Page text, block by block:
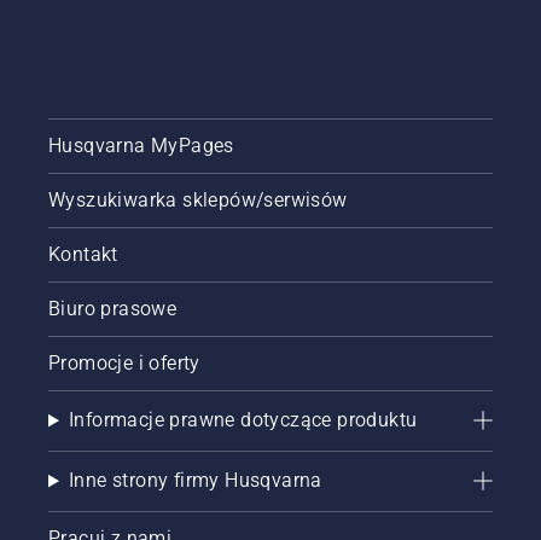
Husqvarna MyPages
Wyszukiwarka sklepów/serwisów
Kontakt
Biuro prasowe
Promocje i oferty
Informacje prawne dotyczące produktu
Inne strony firmy Husqvarna